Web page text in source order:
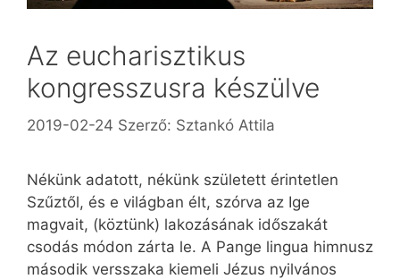
Az eucharisztikus
kongresszusra készülve
2019-02-24 Szerző: Sztankó Attila
Nékünk adatott, nékünk született érintetlen
Szűztől, és e világban élt, szórva az Ige
magvait, (köztünk) lakozásának időszakát
csodás módon zárta le. A Pange lingua himnusz
második versszaka kiemeli Jézus nyilvános